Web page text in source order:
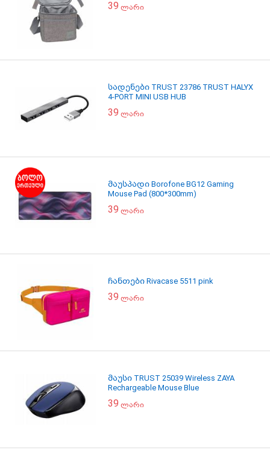
39 ლარი
სადენები TRUST 23786 TRUST HALYX
4-PORT MINI USB HUB
39 ლარი
მაუსპადი Borofone BG12 Gaming
Mouse Pad (800*300mm)
39 ლარი
ჩანთები Rivacase 5511 pink
39 ლარი
მაუსი TRUST 25039 Wireless ZAYA
Rechargeable Mouse Blue
39 ლარი